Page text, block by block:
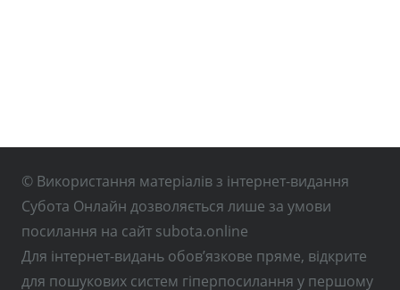
© Використання матеріалів з інтернет-видання
Субота Онлайн дозволяється лише за умови
посилання на сайт subota.online
Для інтернет-видань обов’язкове пряме, відкрите
для пошукових систем гіперпосилання у першому